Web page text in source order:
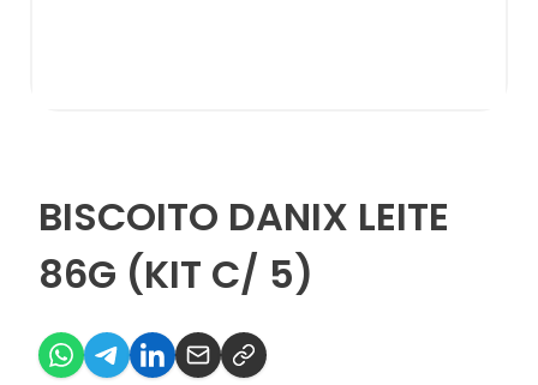
BISCOITO DANIX LEITE
86G (KIT C/ 5)